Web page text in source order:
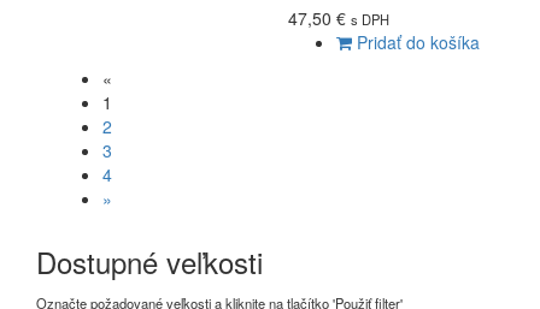
47,50 € s DPH
Pridať do košíka
«
1
2
3
4
»
Dostupné veľkosti
Označte požadované veľkosti a kliknite na tlačítko 'Použiť filter'